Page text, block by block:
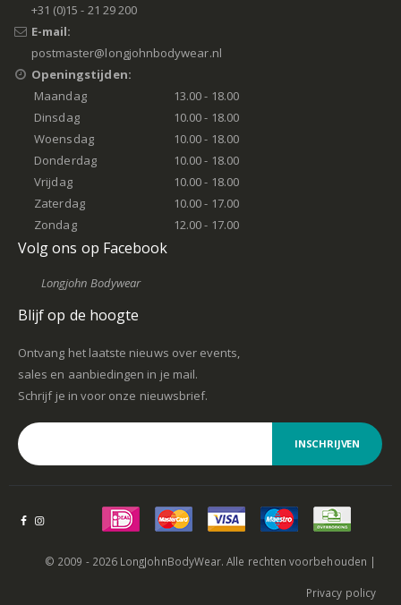
+31 (0)15 - 21 29 200
E-mail:
postmaster@longjohnbodywear.nl
Openingstijden:
Maandag
13.00 - 18.00
Dinsdag
10.00 - 18.00
Woensdag
10.00 - 18.00
Donderdag
10.00 - 18.00
Vrijdag
10.00 - 18.00
Zaterdag
10.00 - 17.00
Zondag
12.00 - 17.00
Volg ons op Facebook
Longjohn Bodywear
Blijf op de hoogte
Ontvang het laatste nieuws over events,
sales en aanbiedingen in je mail.
Schrijf je in voor onze nieuwsbrief.
INSCHRIJVEN
© 2009 - 2026 LongJohnBodyWear. Alle rechten voorbehouden |
Privacy policy